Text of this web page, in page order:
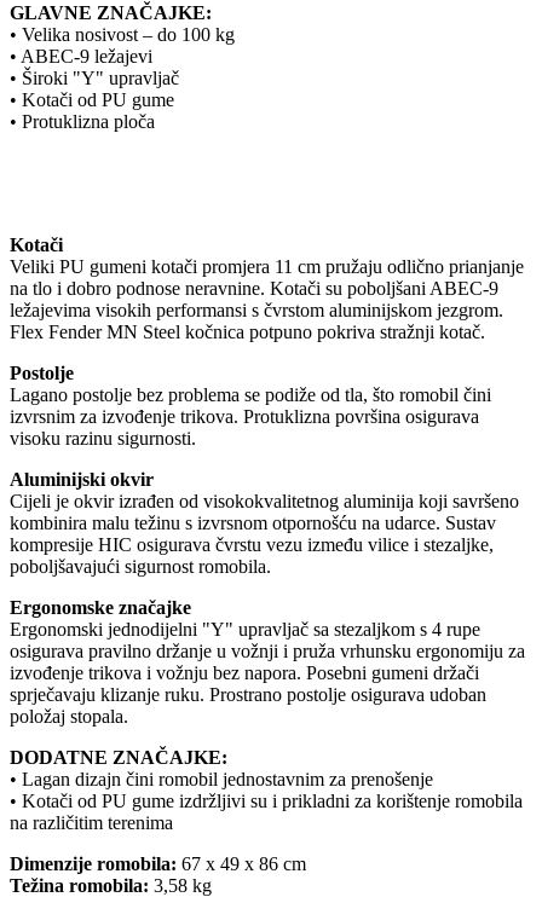
GLAVNE ZNAČAJKE:
• Velika nosivost – do 100 kg
• ABEC-9 ležajevi
• Široki "Y" upravljač
• Kotači od PU gume
• Protuklizna ploča
Kotači
Veliki PU gumeni kotači promjera 11 cm pružaju odlično prianjanje
na tlo i dobro podnose neravnine. Kotači su poboljšani ABEC-9
ležajevima visokih performansi s čvrstom aluminijskom jezgrom.
Flex Fender MN Steel kočnica potpuno pokriva stražnji kotač.
Postolje
Lagano postolje bez problema se podiže od tla, što romobil čini
izvrsnim za izvođenje trikova. Protuklizna površina osigurava
visoku razinu sigurnosti.
Aluminijski okvir
Cijeli je okvir izrađen od visokokvalitetnog aluminija koji savršeno
kombinira malu težinu s izvrsnom otpornošću na udarce. Sustav
kompresije HIC osigurava čvrstu vezu između vilice i stezaljke,
poboljšavajući sigurnost romobila.
Ergonomske značajke
Ergonomski jednodijelni "Y" upravljač sa stezaljkom s 4 rupe
osigurava pravilno držanje u vožnji i pruža vrhunsku ergonomiju za
izvođenje trikova i vožnju bez napora. Posebni gumeni držači
sprječavaju klizanje ruku. Prostrano postolje osigurava udoban
položaj stopala.
DODATNE ZNAČAJKE:
• Lagan dizajn čini romobil jednostavnim za prenošenje
• Kotači od PU gume izdržljivi su i prikladni za korištenje romobila
na različitim terenima
Dimenzije romobila: 67 x 49 x 86 cm
Težina romobila: 3,58 kg